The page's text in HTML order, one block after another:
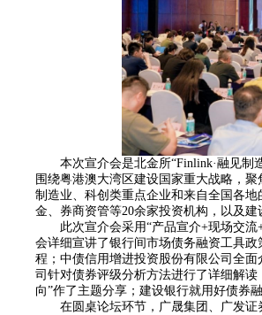
本次宣介会是北金所“Finlink·融见制
围绕粤港澳大湾区建设国家重大战略，
制造业、科创类重点企业和来自全国各
金、券商资管等20余家投资机构，以及
此次宣介会采用“产品宣介+现场交流
会详细宣讲了银行间市场债务融资工具
程；中债信用增进投资股份有限公司全
司针对债券评级分析方法进行了详细解
向”作了主题分享；建设银行就用好债券
在圆桌论坛环节，广晟集团、广发